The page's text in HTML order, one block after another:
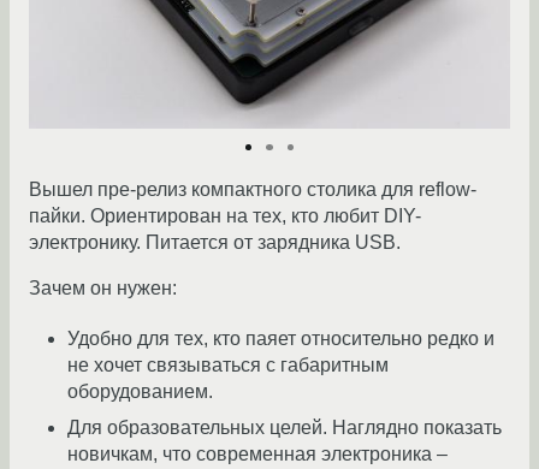
Вышел пре-релиз компактного столика для reflow-
пайки. Ориентирован на тех, кто любит DIY-
электронику. Питается от зарядника USB.
Зачем он нужен:
Удобно для тех, кто паяет относительно редко и
не хочет связываться с габаритным
оборудованием.
Для образовательных целей. Наглядно показать
новичкам, что современная электроника –